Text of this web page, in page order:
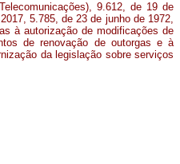
9.612, de 19 de
5.785, de 23 de junho de 1972,
à autorização de modificações de
de renovação de outorgas e à
da legislação sobre serviços